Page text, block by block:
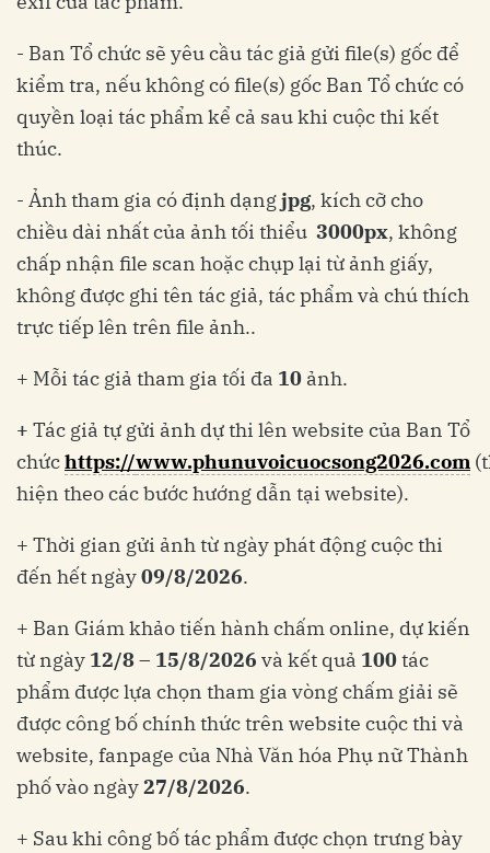
- Ban Tổ chức sẽ yêu cầu tác giả gửi file(s) gốc để
kiểm tra, nếu không có file(s) gốc Ban Tổ chức có
quyền loại tác phẩm kể cả sau khi cuộc thi kết
thúc.
- Ảnh tham gia có định dạngjpg, kích cỡ cho
chiều dài nhất của ảnh tối thiểu 3000px, không
chấp nhận file scan hoặc chụp lại từ ảnh giấy,
không được ghi tên tác giả, tác phẩm và chú thích
trực tiếp lên trên file ảnh..
+ Mỗi tác giả tham gia tối đa 10 ảnh.
+ Tác giả tự gửi ảnh dự thi lên website của Ban Tổ
chứchttps://www.phunuvoicuocsong2026.com
hiện theo các bước hướng dẫn tại website).
+ Thời gian gửi ảnh từ ngày phát động cuộc thi
đến hết ngày09/8/2026.
+ Ban Giám khảo tiến hành chấm online, dự kiến
từ ngày 12/8 – 15/8/2026 và kết quả 100tác
phẩm được lựa chọn tham gia vòng chấm giải sẽ
được công bố chính thức trên website cuộc thi và
website, fanpage của Nhà Văn hóa Phụ nữ Thành
phố vào ngày27/8/2026.
+ Sau khi công bố tác phẩm được chọn trưng bày